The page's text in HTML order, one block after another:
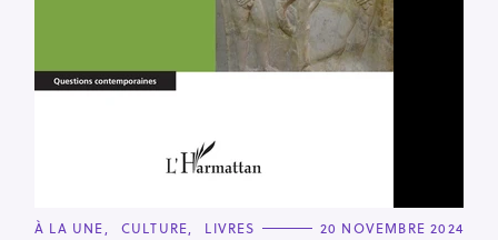
C
À LA UNE CULTURE LIVRES 20 NOVEMBRE 2024